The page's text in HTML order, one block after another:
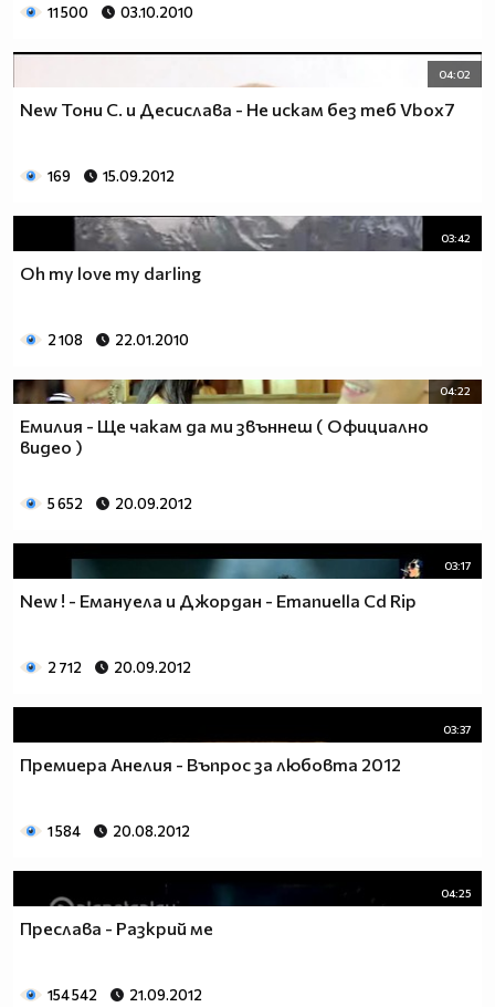
11 500 03.10.2010
04:02
New Тони С. и Десислава - Не искам без теб Vbox7
169 15.09.2012
03:42
Oh my love my darling
2 108 22.01.2010
04:22
Емилия - Ще чакам да ми звъннеш ( Официално
видео )
5 652 20.09.2012
03:17
New ! - Емануела и Джордан - Emanuella Cd Rip
2 712 20.09.2012
03:37
Премиера Анелия - Въпрос за любовта 2012
1 584 20.08.2012
04:25
Преслава - Разкрий ме
154 542 21.09.2012